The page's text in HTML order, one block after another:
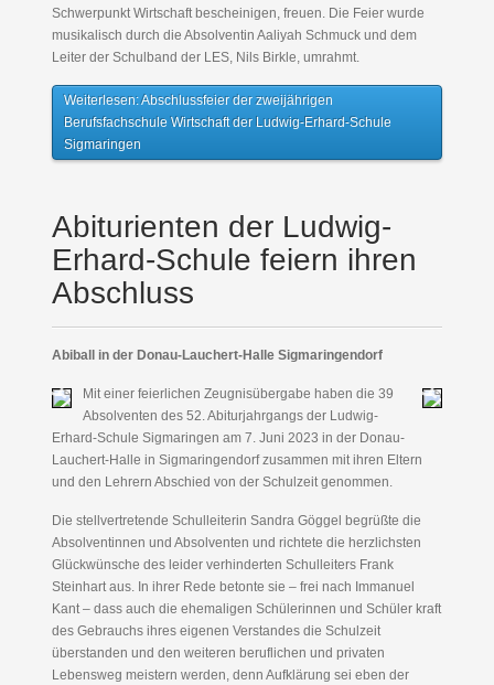
Schwerpunkt Wirtschaft bescheinigen, freuen. Die Feier wurde
musikalisch durch die Absolventin Aaliyah Schmuck und dem
Leiter der Schulband der LES, Nils Birkle, umrahmt.
Weiterlesen: Abschlussfeier der zweijährigen
Berufsfachschule Wirtschaft der Ludwig-Erhard-Schule
Sigmaringen
Abiturienten der Ludwig-
Erhard-Schule feiern ihren
Abschluss
Abiball in der Donau-Lauchert-Halle Sigmaringendorf
Mit einer feierlichen Zeugnisübergabe haben die 39
Absolventen des 52. Abiturjahrgangs der Ludwig-
Erhard-Schule Sigmaringen am 7. Juni 2023 in der Donau-
Lauchert-Halle in Sigmaringendorf zusammen mit ihren Eltern
und den Lehrern Abschied von der Schulzeit genommen.
Die stellvertretende Schulleiterin Sandra Göggel begrüßte die
Absolventinnen und Absolventen und richtete die herzlichsten
Glückwünsche des leider verhinderten Schulleiters Frank
Steinhart aus. In ihrer Rede betonte sie – frei nach Immanuel
Kant – dass auch die ehemaligen Schülerinnen und Schüler kraft
des Gebrauchs ihres eigenen Verstandes die Schulzeit
überstanden und den weiteren beruflichen und privaten
Lebensweg meistern werden, denn Aufklärung sei eben der